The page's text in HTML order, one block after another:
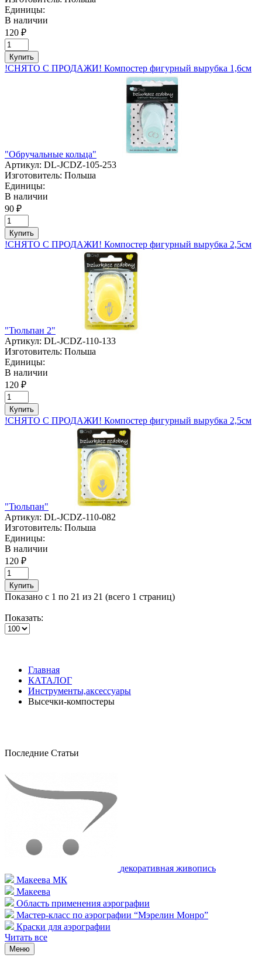
Единицы:
В наличии
120 ₽
Купить
!СНЯТО С ПРОДАЖИ! Компостер фигурный вырубка 1,6см
"Обручальные кольца"
Артикул: DL-JCDZ-105-253
Изготовитель: Польша
Единицы:
В наличии
90 ₽
Купить
!СНЯТО С ПРОДАЖИ! Компостер фигурный вырубка 2,5см
"Тюльпан 2"
Артикул: DL-JCDZ-110-133
Изготовитель: Польша
Единицы:
В наличии
120 ₽
Купить
!СНЯТО С ПРОДАЖИ! Компостер фигурный вырубка 2,5см
"Тюльпан"
Артикул: DL-JCDZ-110-082
Изготовитель: Польша
Единицы:
В наличии
120 ₽
Купить
Показано с 1 по 21 из 21 (всего 1 страниц)
Показать:
Главная
КАТАЛОГ
Инструменты,аксессуары
Высечки-компостеры
Последние Статьи
декоративная живопись
Макеева МК
Макеева
Область применения аэрографии
Мастер-класс по аэрографии “Мэрелин Монро”
Краски для аэрографии
Читать все
Меню